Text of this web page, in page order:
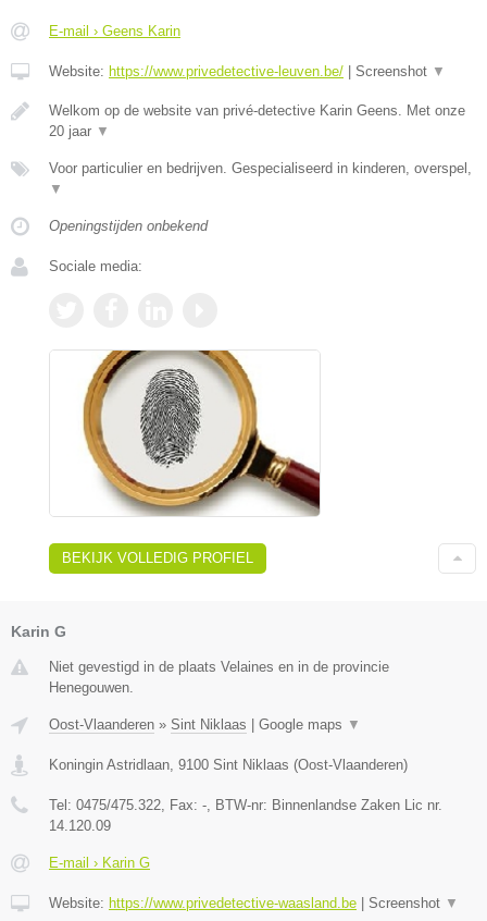
E-mail › Geens Karin
Website: https://www.privedetective-leuven.be/ Screenshot ▼
Welkom op de website van privé-detective Karin Geens. Met onze
20 jaar ▼
Voor particulier en bedrijven. Gespecialiseerd in kinderen, overspel,
▼
Openingstijden onbekend
Sociale media:
BEKIJK VOLLEDIG PROFIEL
Karin G
Niet gevestigd in de plaats Velaines en in de provincie
Henegouwen.
Oost-Vlaanderen » Sint Niklaas Google maps ▼
Koningin Astridlaan 9100 Sint Niklaas (Oost-Vlaanderen)
Tel: 0475/475.322 , Fax: - , BTW-nr: Binnenlandse Zaken Lic nr.
14.120.09
E-mail › Karin G
Website: https://www.privedetective-waasland.be Screenshot ▼